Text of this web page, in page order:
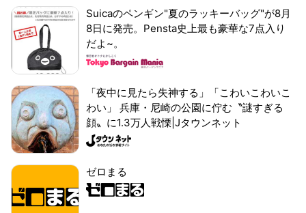
Suicaのペンギン"夏のラッキーバッグ"が8月
8日に発売。Pensta史上最も豪華な7点入り
だよ~。
「夜中に見たら失神する」「こわいこわいこ
わい」 兵庫・尼崎の公園に佇む〝謎すぎる
顔〟に1.3万人戦慄|Jタウンネット
ゼロまる